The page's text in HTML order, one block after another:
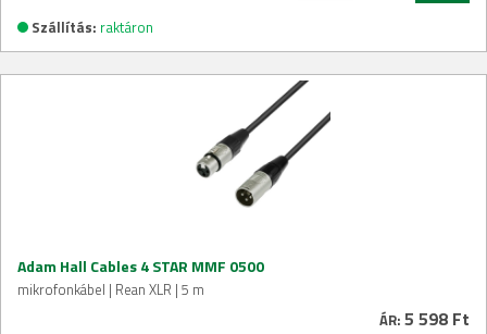
Szállítás: raktáron
Adam Hall Cables 4 STAR MMF 0500
mikrofonkábel | Rean XLR | 5 m
ÁR: 5 598 Ft